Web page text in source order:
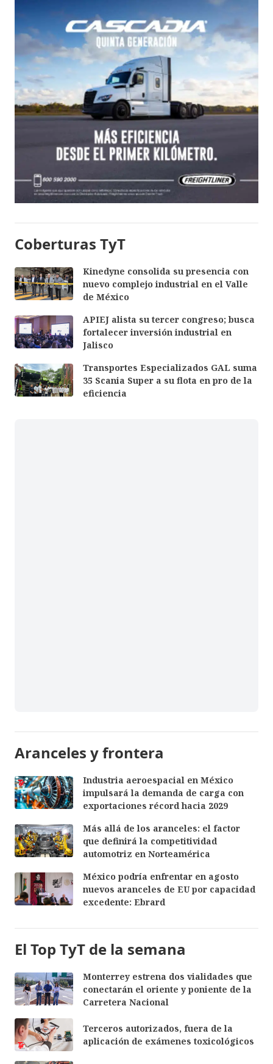
Coberturas TyT
Kinedyne consolida su presencia con
nuevo complejo industrial en el Valle
de México
APIEJ alista su tercer congreso; busca
fortalecer inversión industrial en
Jalisco
Transportes Especializados GAL suma
35 Scania Super a su flota en pro de la
eficiencia
Aranceles y frontera
Industria aeroespacial en México
impulsará la demanda de carga con
exportaciones récord hacia 2029
Más allá de los aranceles: el factor
que definirá la competitividad
automotriz en Norteamérica
México podría enfrentar en agosto
nuevos aranceles de EU por capacidad
excedente: Ebrard
El Top TyT de la semana
Monterrey estrena dos vialidades que
conectarán el oriente y poniente de la
Carretera Nacional
Terceros autorizados, fuera de la
aplicación de exámenes toxicológicos